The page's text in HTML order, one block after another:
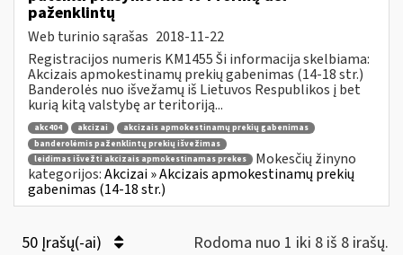
paženklintų
Web turinio sąrašas 2018-11-22
Registracijos numeris KM1455 Ši informacija skelbiama:
Akcizais apmokestinamų prekių gabenimas (14-18 str.)
Banderolės nuo išvežamų iš Lietuvos Respublikos į bet
kurią kitą valstybę ar teritoriją...
akc404 akcizai
akcizais apmokestinamų prekių gabenimas
banderolėmis paženklintų prekių išvežimas
leidimas išvežti akcizais apmokestinamas prekes
Mokesčių žinyno
kategorijos:Akcizai » Akcizais apmokestinamų prekių
gabenimas (14-18 str.)
50 Įrašų(-ai) Rodoma nuo 1 iki 8 iš 8 irašų.